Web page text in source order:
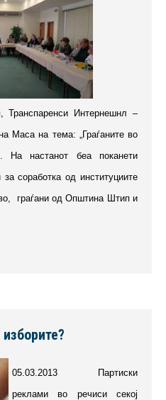
Транспаренси Интернешнл –
Маса на тема: „Граѓаните во
На настанот беа поканети
соработка од институциите
граѓани од Општина Штип и
05.03.2013 Партиски
реклами во речиси секој